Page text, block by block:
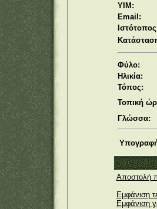
YIM:
Email:
Φύλο:
Ηλικία:
Τόπος:
Τοπική
Γλώσσα:
Αποστολή
Εμφάνιση
Εμφάνιση